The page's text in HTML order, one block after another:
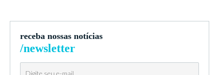
receba nossas notícias
/newsletter